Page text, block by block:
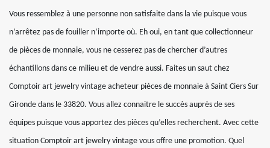
Vous ressemblez à une personne non satisfaite dans la vie puisque vous
n’arrêtez pas de fouiller n’importe où. Eh oui, en tant que collectionneur
de pièces de monnaie, vous ne cesserez pas de chercher d’autres
échantillons dans ce milieu et de vendre aussi. Faites un saut chez
Comptoir art jewelry vintage acheteur pièces de monnaie à Saint Ciers Sur
Gironde dans le 33820. Vous allez connaitre le succès auprès de ses
équipes puisque vous apportez des pièces qu’elles recherchent. Avec cette
situation Comptoir art jewelry vintage vous offre une promotion. Quel